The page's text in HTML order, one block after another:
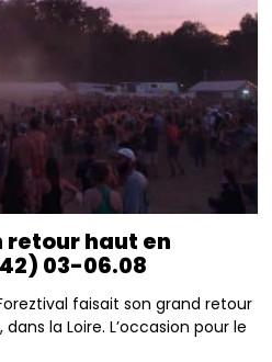
retour haut en
03-06.08
faisait son grand retour
la Loire. L’occasion pour le